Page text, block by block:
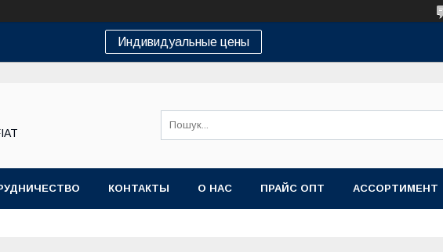
Индивидуальные цены
КОНТАКТЫ О НАС ПРАЙС ОПТ АССОРТИМЕНТ